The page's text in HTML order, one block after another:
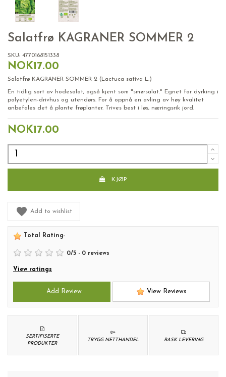
Salatfrø KAGRANER SOMMER 2
SKU: 4770168151338
NOK17.00
Salatfrø KAGRANER SOMMER 2 (Lactuca sativa L.)
En tidlig sort av hodesalat, også kjent som "smørsalat." Egnet for dyrking i
polyetylen-drivhus og utendørs. For å oppnå en avling av høy kvalitet
anbefales det å plante frøplanter. Trives best i løs, næringsrik jord.
NOK17.00
KJØP
Add to wishlist
Total Rating:
0/5 - 0 reviews
View ratings
Add Review View Reviews
RASK LEVERING
TRYGG NETTHANDEL
SERTIFISERTE
PRODUKTER